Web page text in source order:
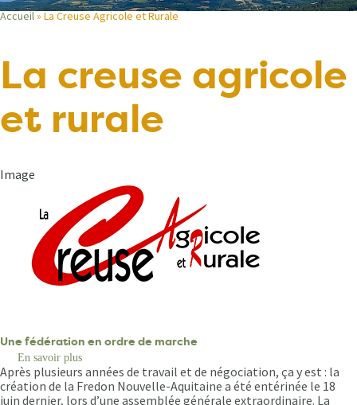
d'Ariane
Accueil La Creuse Agricole et Rurale
La creuse agricole
et rurale
Image
Une fédération en ordre de marche
En savoir plus
Une
fédération
en
Après plusieurs années de travail et de négociation, ça y est : la
création de la Fredon Nouvelle-Aquitaine a été entérinée le 18
juin dernier, lors d’une assemblée générale extraordinaire. La